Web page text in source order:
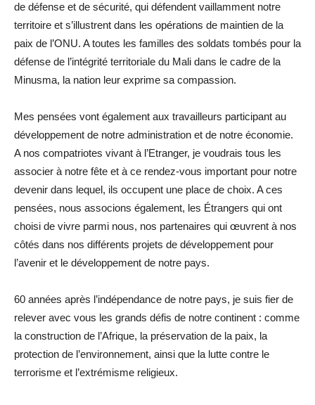
de défense et de sécurité, qui défendent vaillamment notre
territoire et s’illustrent dans les opérations de maintien de la
paix de l’ONU. A toutes les familles des soldats tombés pour la
défense de l’intégrité territoriale du Mali dans le cadre de la
Minusma, la nation leur exprime sa compassion.
Mes pensées vont également aux travailleurs participant au
développement de notre administration et de notre économie.
A nos compatriotes vivant à l’Etranger, je voudrais tous les
associer à notre fête et à ce rendez-vous important pour notre
devenir dans lequel, ils occupent une place de choix. A ces
pensées, nous associons également, les Étrangers qui ont
choisi de vivre parmi nous, nos partenaires qui œuvrent à nos
côtés dans nos différents projets de développement pour
l’avenir et le développement de notre pays.
60 années après l’indépendance de notre pays, je suis fier de
relever avec vous les grands défis de notre continent : comme
la construction de l’Afrique, la préservation de la paix, la
protection de l’environnement, ainsi que la lutte contre le
terrorisme et l’extrémisme religieux.